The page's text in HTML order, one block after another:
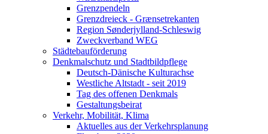
Grenzpendeln
Grenzdreieck - Grænsetrekanten
Region Sønderjylland-Schleswig
Zweckverband WEG
Städtebauförderung
Denkmalschutz und Stadtbildpflege
Deutsch-Dänische Kulturachse
Westliche Altstadt - seit 2019
Tag des offenen Denkmals
Gestaltungsbeirat
Verkehr, Mobilität, Klima
Aktuelles aus der Verkehrsplanung